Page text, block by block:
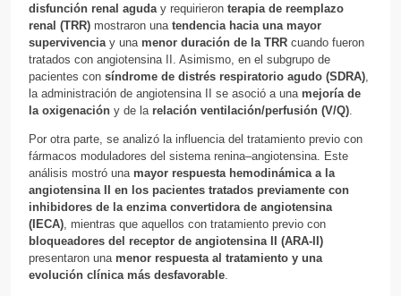
disfunción renal aguday requirieron terapia de reemplazo
renal (TRR) mostraron una tendencia hacia una mayor
supervivenciay una menor duración de la TRR cuando fueron
tratados con angiotensina II. Asimismo, en el subgrupo de
pacientes con síndrome de distrés respiratorio agudo (SDRA),
la administración de angiotensina II se asoció a una mejoría de
la oxigenación y de la relación ventilación/perfusión (V/Q).
Por otra parte, se analizó la influencia del tratamiento previo con
fármacos moduladores del sistema renina–angiotensina. Este
análisis mostró una mayor respuesta hemodinámica a la
angiotensina II en los pacientes tratados previamente con
inhibidores de la enzima convertidora de angiotensina
(IECA), mientras que aquellos con tratamiento previo con
bloqueadores del receptor de angiotensina II (ARA-II)
presentaron una menor respuesta al tratamiento y una
evolución clínica más desfavorable.